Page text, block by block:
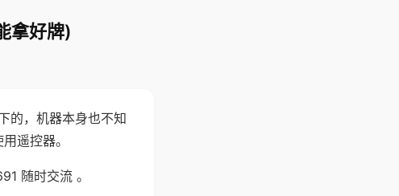
拿好牌)
的，机器本身也不知
遥控器。
随时交流 。